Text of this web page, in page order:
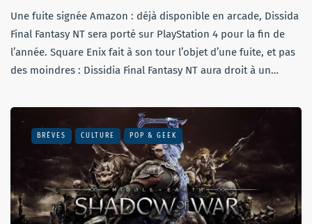
Une fuite signée Amazon : déjà disponible en arcade, Dissida
Final Fantasy NT sera porté sur PlayStation 4 pour la fin de
l’année. Square Enix fait à son tour l’objet d’une fuite, et pas
des moindres : Dissidia Final Fantasy NT aura droit à un…
BRÈVES CULTURE POP & GEEK